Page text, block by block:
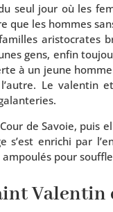
seul jour où les
que les hommes
aris­to­crates
gens, enfin
à un jeune
Le valen­tin
de Savoie, puis
s’est enri­chi par
pour
Valentin